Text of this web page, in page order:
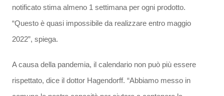
notificato stima almeno 1 settimana per ogni prodotto.
“Questo è quasi impossibile da realizzare entro maggio
2022”, spiega.
A causa della pandemia, il calendario non può più essere
rispettato, dice il dottor Hagendorff. “Abbiamo messo in